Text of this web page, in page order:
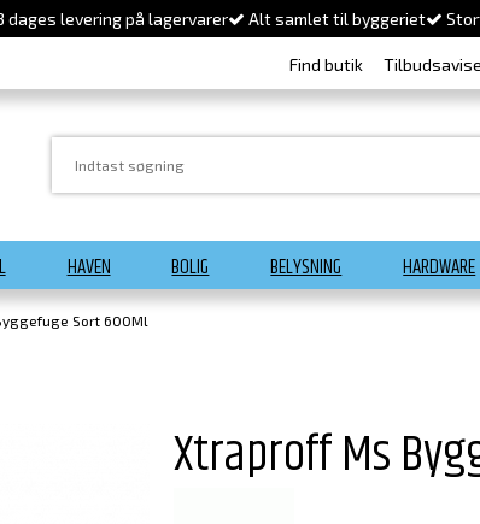
dages levering på lagervarer Alt samlet til byggeriet
Find butik
HAVEN BOLIG BELYSNING HARDWARE
Sort 600Ml
Xtraproff Ms